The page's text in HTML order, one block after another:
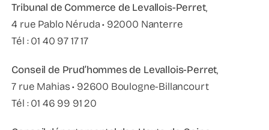
Tribunal de Commerce de Levallois-Perret,
4 rue Pablo Néruda • 92000 Nanterre
Tél : 01 40 97 17 17
Conseil de Prud’hommes de Levallois-Perret,
7 rue Mahias • 92600 Boulogne-Billancourt
Tél : 01 46 99 91 20